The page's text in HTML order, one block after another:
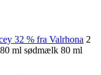
32 % fra Valrhona 2
ml sødmælk 80 ml